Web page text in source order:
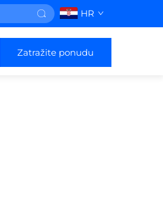
HR
Zatražite ponudu